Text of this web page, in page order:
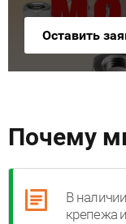
Оставить
Почему
В
крепежа